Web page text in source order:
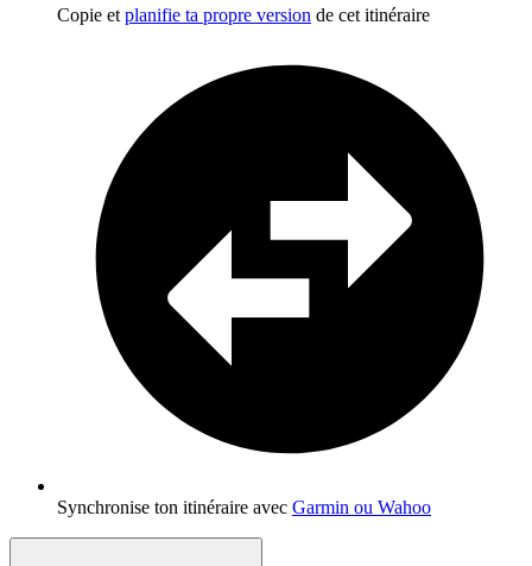
Copie et planifie ta propre version de cet itinéraire
Synchronise ton itinéraire avec Garmin ou Wahoo